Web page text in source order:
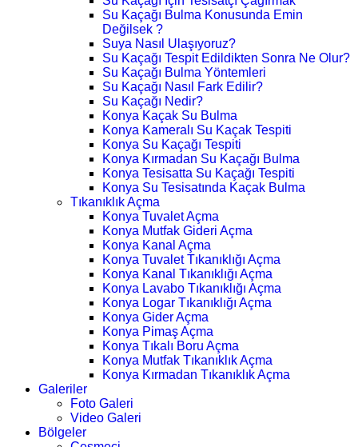
Su Kaçağı Bulma Konusunda Emin
Değilsek ?
Suya Nasıl Ulaşıyoruz?
Su Kaçağı Tespit Edildikten Sonra Ne Olur?
Su Kaçağı Bulma Yöntemleri
Su Kaçağı Nasıl Fark Edilir?
Su Kaçağı Nedir?
Konya Kaçak Su Bulma
Konya Kameralı Su Kaçak Tespiti
Konya Su Kaçağı Tespiti
Konya Kırmadan Su Kaçağı Bulma
Konya Tesisatta Su Kaçağı Tespiti
Konya Su Tesisatında Kaçak Bulma
Tıkanıklık Açma
Konya Tuvalet Açma
Konya Mutfak Gideri Açma
Konya Kanal Açma
Konya Tuvalet Tıkanıklığı Açma
Konya Kanal Tıkanıklığı Açma
Konya Lavabo Tıkanıklığı Açma
Konya Logar Tıkanıklığı Açma
Konya Gider Açma
Konya Pimaş Açma
Konya Tıkalı Boru Açma
Konya Mutfak Tıkanıklık Açma
Konya Kırmadan Tıkanıklık Açma
Galeriler
Foto Galeri
Video Galeri
Bölgeler